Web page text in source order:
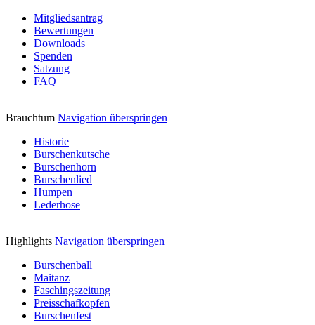
Mitgliedsantrag
Bewertungen
Downloads
Spenden
Satzung
FAQ
Brauchtum Navigation überspringen
Historie
Burschenkutsche
Burschenhorn
Burschenlied
Humpen
Lederhose
Highlights Navigation überspringen
Burschenball
Maitanz
Faschingszeitung
Preisschafkopfen
Burschenfest